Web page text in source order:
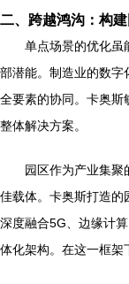
二、跨越鸿沟：构
单点场景的优化虽
部潜能。制造业的数字
全要素的协同。卡奥斯
整体解决方案。
园区作为产业集聚
佳载体。卡奥斯打造的
深度融合5G、边缘计
体化架构。在这一框架